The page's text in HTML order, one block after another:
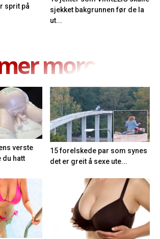
sprit på
sjekket bakgrunnen før de la
ut...
moro
verste
du hatt
15 forelskede par som synes
det er greit å sexe ute...